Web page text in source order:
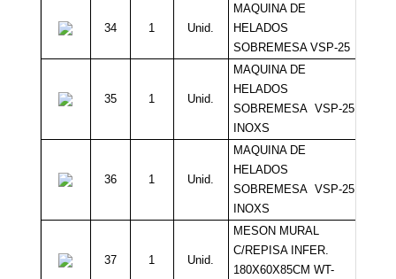
34 1 Unid.
MAQUINA DE
HELADOS
SOBREMESA VSP-25
35 1 Unid.
MAQUINA DE
HELADOS
SOBREMESA VSP-25
INOXS
36 1 Unid.
MAQUINA DE
HELADOS
SOBREMESA VSP-25
INOXS
37 1 Unid.
MESON MURAL
C/REPISA INFER.
180X60X85CM WT-